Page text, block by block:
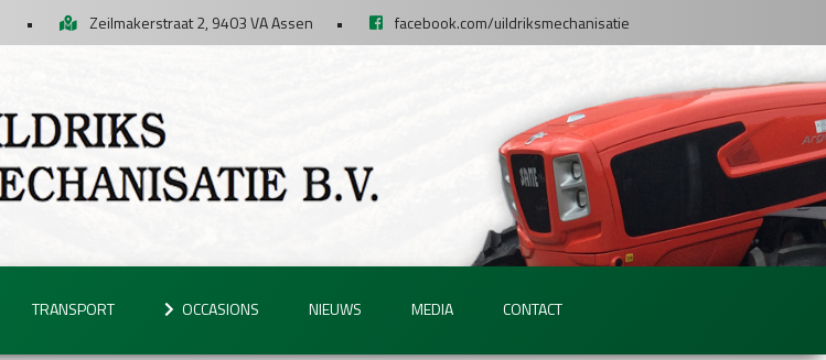
• Zeilmakerstraat 2, 9403 VA Assen • facebook.com/uildriksmechanisatie
TRANSPORT OCCASIONS NIEUWS MEDIA CONTACT